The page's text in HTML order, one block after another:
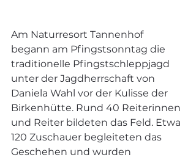
Am Naturresort Tannenhof
begann am Pfingstsonntag die
traditionelle Pfingstschleppjagd
unter der Jagdherrschaft von
Daniela Wahl vor der Kulisse der
Birkenhütte. Rund 40 Reiterinnen
und Reiter bildeten das Feld. Etwa
120 Zuschauer begleiteten das
Geschehen und wurden